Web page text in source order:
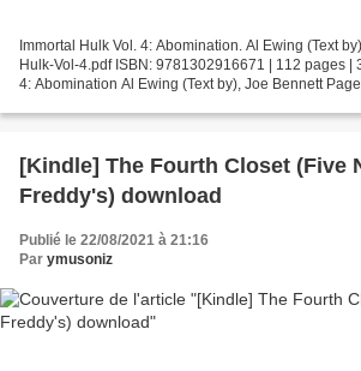
Immortal Hulk Vol. 4: Abomination. Al Ewing (Text
Hulk-Vol-4.pdf ISBN: 9781302916671 | 112 pages |
4: Abomination Al Ewing (Text by), Joe Bennett
[Kindle] The Fourth Closet (Five
Freddy's) download
Publié le 22/08/2021 à 21:16
Par ymusoniz